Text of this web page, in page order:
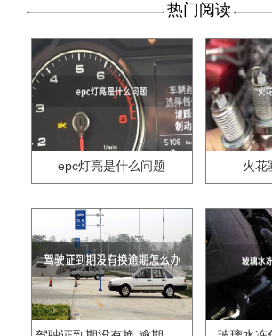
热门阅读
epc灯亮是什么问题 火花